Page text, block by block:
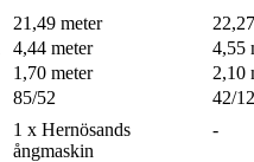
21,49 meter
4,44 meter
4,55
1,70 meter
2,10
85/52
42/12
1 x Hernösands
ångmaskin
-